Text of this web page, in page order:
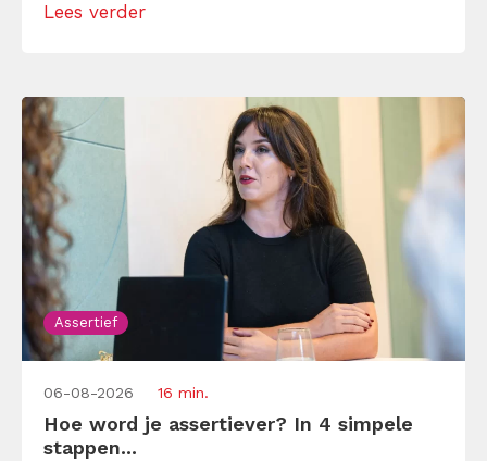
andermans prioriteiten en je eigen werk
[…]
Lees verder
Assertief
06-08-2026 16 min.
Hoe word je assertiever? In 4 simpele
stappen...